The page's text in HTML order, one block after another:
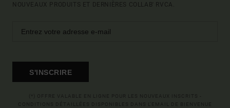
NOUVEAUX PRODUITS ET DERNIÈRES COLLAB' RVCA.
S'INSCRIRE